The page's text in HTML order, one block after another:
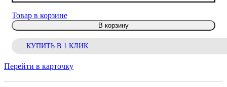
Товар в корзине
В корзину
КУПИТЬ В 1 КЛИК
Перейти в карточку